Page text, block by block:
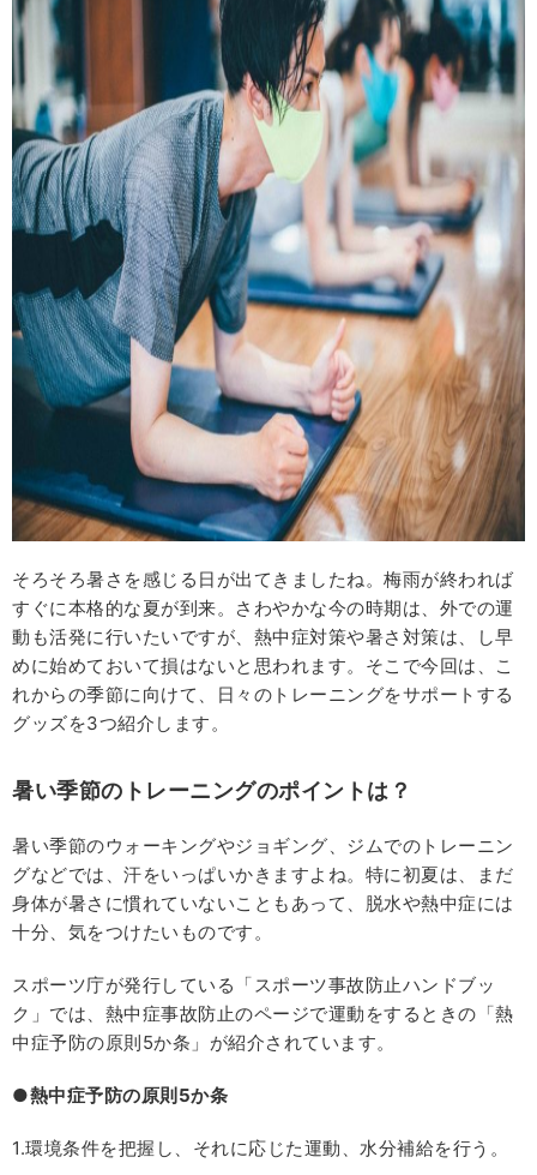
そろそろ暑さを感じる日が出てきましたね。梅雨が終われば
すぐに本格的な夏が到来。さわやかな今の時期は、外での運
動も活発に行いたいですが、熱中症対策や暑さ対策は、し早
めに始めておいて損はないと思われます。そこで今回は、こ
れからの季節に向けて、日々のトレーニングをサポートする
グッズを3つ紹介します。
暑い季節のトレーニングのポイントは？
暑い季節のウォーキングやジョギング、ジムでのトレーニン
グなどでは、汗をいっぱいかきますよね。特に初夏は、まだ
身体が暑さに慣れていないこともあって、脱水や熱中症には
十分、気をつけたいものです。
スポーツ庁が発行している「スポーツ事故防止ハンドブッ
ク」では、熱中症事故防止のページで運動をするときの「熱
中症予防の原則5か条」が紹介されています。
●熱中症予防の原則5か条
1.環境条件を把握し、それに応じた運動、水分補給を行う。